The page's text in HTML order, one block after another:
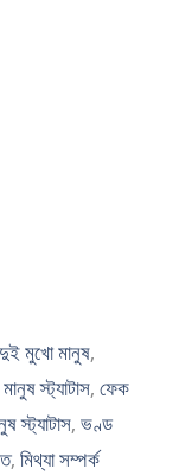
দুই মুখো মানুষ,
স্ট্যাটাস, ফেক
স্ট্যাটাস, ভণ্ড
, মিথ্যা সম্পর্ক